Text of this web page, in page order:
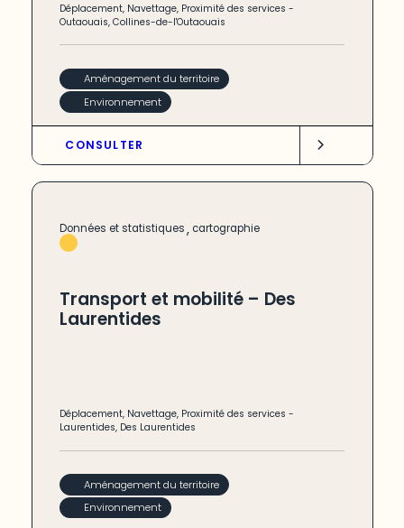
Déplacement, Navettage, Proximité des services -
Outaouais,Collines-de-l'Outaouais
Aménagement du territoire
Environnement
CONSULTER
Données et statistiques, cartographie
Transport et mobilité – Des
Laurentides
Déplacement, Navettage, Proximité des services -
Laurentides, Des Laurentides
Aménagement du territoire
Environnement